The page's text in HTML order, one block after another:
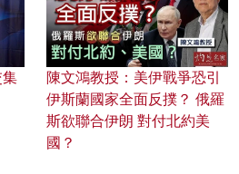
陳文鴻教授：美伊戰爭恐引
伊斯蘭國家全面反撲？ 俄羅
斯欲聯合伊朗 對付北約美
國？